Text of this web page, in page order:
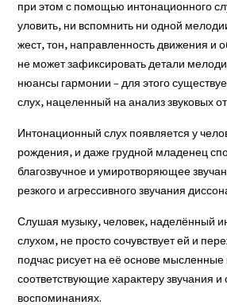
при этом с помощью интонационного
уловить, ни вспомнить ни одной
жест, тон, направленность движения и
не может зафиксировать детали
нюансы гармонии – для этого
слух, нацеленный на анализ звуковых
Интонационный слух появляется у
рождения, и даже грудной младенец
благозвучное и умиротворяющее
резкого и агрессивного звучания
Слушая музыку, человек, наделённый
слухом, не просто сочувствует ей и
подчас рисует на её основе мысленные
соответствующие характеру звучания
воспоминаниях.